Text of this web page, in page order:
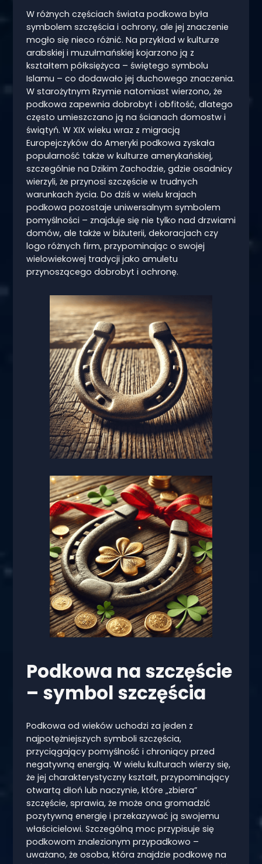
W różnych częściach świata podkowa była
symbolem szczęścia i ochrony, ale jej znaczenie
mogło się nieco różnić. Na przykład w kulturze
arabskiej i muzułmańskiej kojarzono ją z
kształtem półksiężyca – świętego symbolu
Islamu – co dodawało jej duchowego znaczenia.
W starożytnym Rzymie natomiast wierzono, że
podkowa zapewnia dobrobyt i obfitość, dlatego
często umieszczano ją na ścianach domostw i
świątyń. W XIX wieku wraz z migracją
Europejczyków do Ameryki podkowa zyskała
popularność także w kulturze amerykańskiej,
szczególnie na Dzikim Zachodzie, gdzie osadnicy
wierzyli, że przynosi szczęście w trudnych
warunkach życia. Do dziś w wielu krajach
podkowa pozostaje uniwersalnym symbolem
pomyślności – znajduje się nie tylko nad drzwiami
domów, ale także w biżuterii, dekoracjach czy
logo różnych firm, przypominając o swojej
wielowiekowej tradycji jako amuletu
przynoszącego dobrobyt i ochronę.
Podkowa na szczęście
– symbol szczęścia
Podkowa od wieków uchodzi za jeden z
najpotężniejszych symboli szczęścia,
przyciągający pomyślność i chroniący przed
negatywną energią. W wielu kulturach wierzy się,
że jej charakterystyczny kształt, przypominający
otwartą dłoń lub naczynie, które „zbiera”
szczęście, sprawia, że może ona gromadzić
pozytywną energię i przekazywać ją swojemu
właścicielowi. Szczególną moc przypisuje się
podkowom znalezionym przypadkowo –
uważano, że osoba, która znajdzie podkowę na